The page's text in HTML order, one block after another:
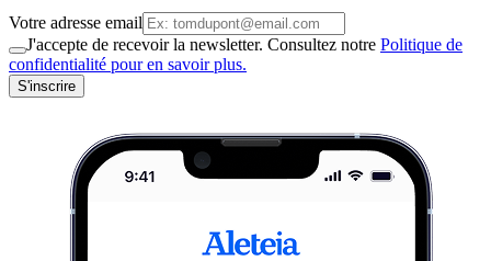
Votre adresse email
J'accepte de recevoir la newsletter. Consultez notre Politique de
confidentialité pour en savoir plus.
S'inscrire